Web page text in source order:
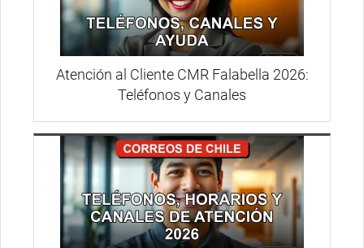
Atención al Cliente CMR Falabella 2026:
Teléfonos y Canales